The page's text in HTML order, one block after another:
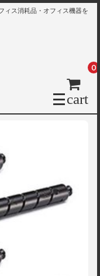
ィス消耗品・オフィス機器を
cart
0